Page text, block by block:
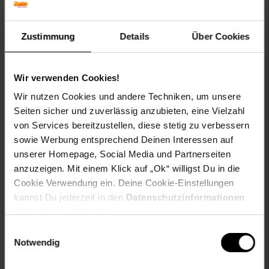
Zustimmung Details Über Cookies
Wir verwenden Cookies!
Wir nutzen Cookies und andere Techniken, um unsere
Seiten sicher und zuverlässig anzubieten, eine Vielzahl
von Services bereitzustellen, diese stetig zu verbessern
sowie Werbung entsprechend Deinen Interessen auf
unserer Homepage, Social Media und Partnerseiten
anzuzeigen. Mit einem Klick auf „Ok“ willigst Du in die
Cookie Verwendung ein. Deine Cookie-Einstellungen
kannst Du jederzeit in den Datenschutzinformationen
Notwendig
B120xT80xH25cm
Artikelnummer: 2796319000
Versandinformationen
Herstellerinformationen